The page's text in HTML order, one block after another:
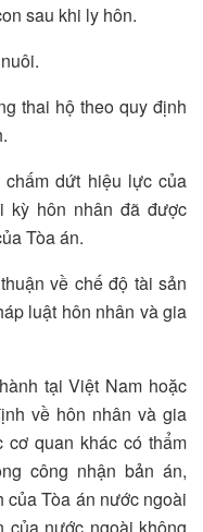
sau khi ly hôn.
thai hộ theo quy định
dứt hiệu lực của
kỳ hôn nhân đã được
Tòa án.
về chế độ tài sản
luật hôn nhân và gia
tại Việt Nam hoặc
về hôn nhân và gia
quan khác có thẩm
công nhận bản án,
Tòa án nước ngoài
của nước ngoài không